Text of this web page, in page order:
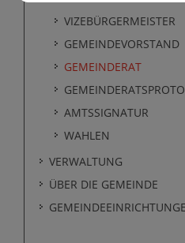
VIZEBÜRGERMEISTER
GEMEINDEVORSTAND
GEMEINDERAT
AMTSSIGNATUR
WAHLEN
VERWALTUNG
ÜBER DIE GEMEINDE